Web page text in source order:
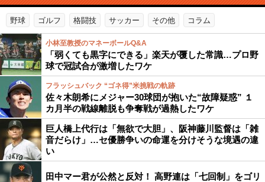
野球 ゴルフ 格闘技 サッカー その他 コラム
小林至教授のマネーボールQ&A
「弱くても黒字にできる」楽天が覆した常識…プロ野
球で冠試合が激増したワケ
フラッシュバック “ゴネ得”米挑戦の軌跡
佐々木朗希にメジャー30球団が抱いた“故障疑惑” １
カ月半の戦線離脱も争奪戦が過熱したワケ
巨人橋上代行は「無欲で大胆」、阪神藤川監督は「雑
音だらけ」…セ優勝争いの命運を分けそうな境遇の違
い
田中マー君が公然と反対！ 高野連は「七回制」をゴリ